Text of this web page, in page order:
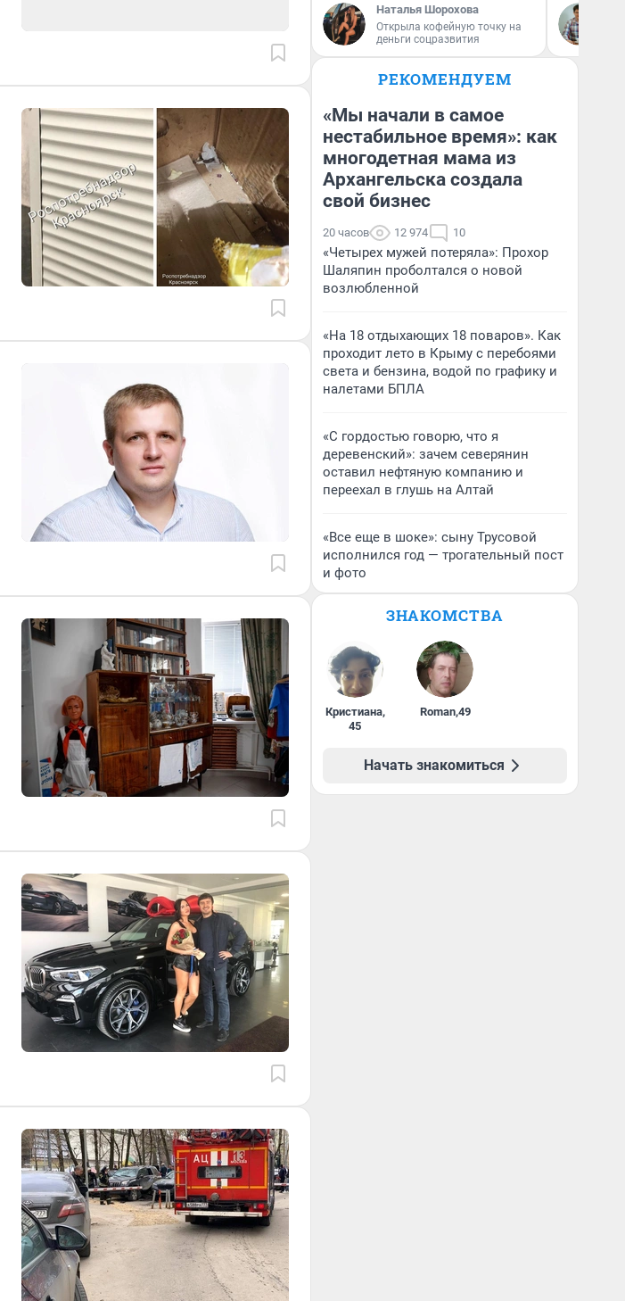
Наталья Шорохова
Открыла кофейную точку на
деньги соцразвития
РЕКОМЕНДУЕМ
«Мы начали в самое
нестабильное время»: как
многодетная мама из
Архангельска создала
свой бизнес
20 часов 12 974 10
«Четырех мужей потеряла»: Прохор
Шаляпин проболтался о новой
возлюбленной
«На 18 отдыхающих 18 поваров». Как
проходит лето в Крыму с перебоями
света и бензина, водой по графику и
налетами БПЛА
«С гордостью говорю, что я
деревенский»: зачем северянин
оставил нефтяную компанию и
переехал в глушь на Алтай
«Все еще в шоке»: сыну Трусовой
исполнился год — трогательный пост
и фото
ЗНАКОМСТВА
Кристиана,
45
Roman,49
Начать знакомиться